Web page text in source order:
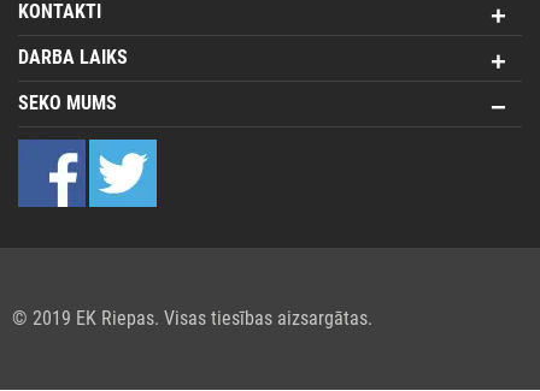
KONTAKTI
DARBA LAIKS
SEKO MUMS
© 2019 EK Riepas. Visas tiesības aizsargātas.